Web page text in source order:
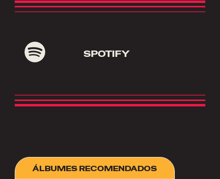
SPOTIFY
ÁLBUMES RECOMENDADOS